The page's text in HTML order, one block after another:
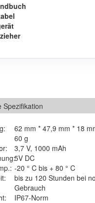
Spezifikation
62 mm * 47,9 mm * 18
60 g
3,7 V, 1000 mAh
5V DC
-20 ° C bis + 80 ° C
bis zu 120 Stunden bei
Gebrauch
IP67-Norm